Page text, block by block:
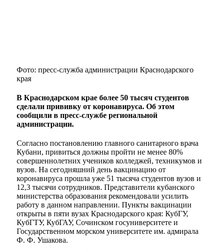
Фото: пресс-служба администрации Краснодарского
края
В Краснодарском крае более 50 тысяч студентов
сделали прививку от коронавируса. Об этом
сообщили в пресс-службе региональной
администрации.
Согласно постановлению главного санитарного врача
Кубани, привиться должны пройти не менее 80%
совершеннолетних учеников колледжей, техникумов и
вузов. На сегодняшний день вакцинацию от
коронавируса прошла уже 51 тысяча студентов вузов и
12,3 тысячи сотрудников. Представители кубанского
министерства образования рекомендовали усилить
работу в данном направлении. Пункты вакцинации
открыты в пяти вузах Краснодарского края: КубГУ,
КубГТУ, КубГАУ, Сочинском госуниверситете и
Государственном морском университете им. адмирала
Ф. Ф. Ушакова.